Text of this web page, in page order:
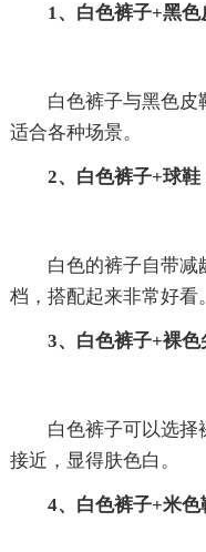
1、白色裤子+黑色
白色裤子与黑色皮
适合各种场景。
2、白色裤子+球鞋
白色的裤子自带减
档，搭配起来非常好看。
3、白色裤子+裸色
白色裤子可以选择
接近，显得肤色白。
4、白色裤子+米色